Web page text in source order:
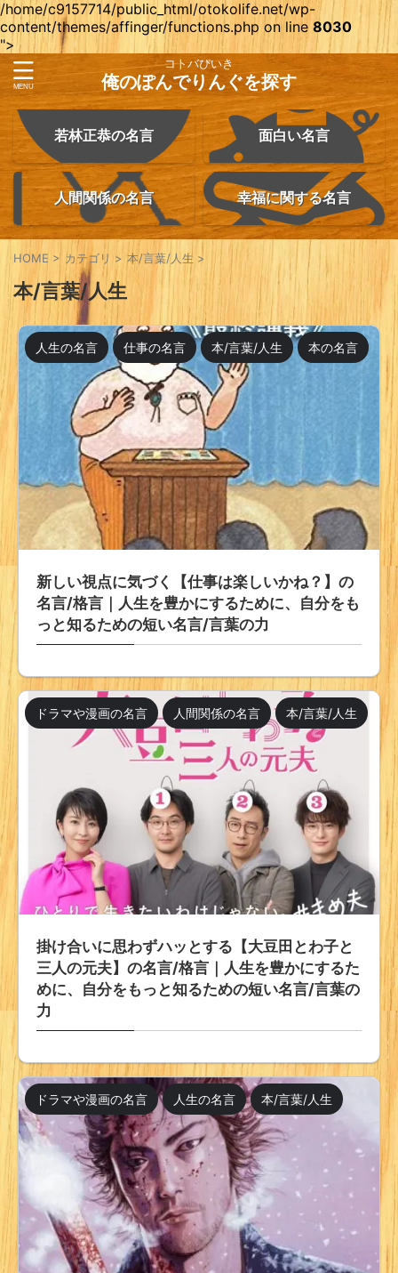
/home/c9157714/public_html/otokolife.net/wp-
content/themes/affinger/functions.php on line8030
">
コトバびいき
俺のぽんでりんぐを探す
若林正恭の名言 面白い名言
人間関係の名言 幸福に関する名言
HOME > カテゴリ > 本/言葉/人生 >
本/言葉/人生
人生の名言 仕事の名言 本/言葉/人生 本の名言
新しい視点に気づく【仕事は楽しいかね？】の
名言/格言｜人生を豊かにするために、自分をも
っと知るための短い名言/言葉の力
ドラマや漫画の名言 人間関係の名言 本/言葉/人生
掛け合いに思わずハッとする【大豆田とわ子と
三人の元夫】の名言/格言｜人生を豊かにするた
めに、自分をもっと知るための短い名言/言葉の
力
ドラマや漫画の名言 人生の名言 本/言葉/人生